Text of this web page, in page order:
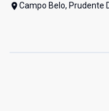
Campo Belo, Prudente